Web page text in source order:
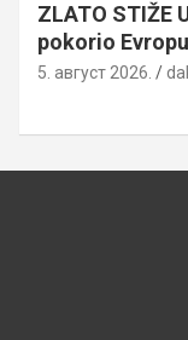
ZLATO STIŽE
pokorio Evropu
5. август 2026.